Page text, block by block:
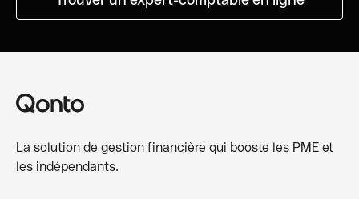
La solution de gestion financière qui booste les PME et
les indépendants.